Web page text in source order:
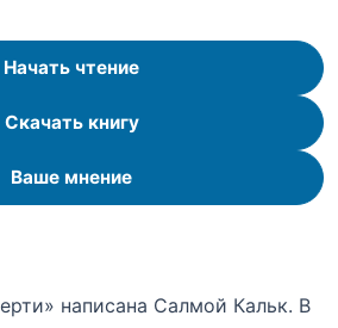
Начать чтение
Скачать книгу
Ваше мнение
написана Салмой Кальк. В